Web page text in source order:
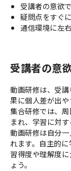
受講者の意欲
疑問点をすぐ
通信環境に左
受講者の意
動画研修は、受
果に個人差が出や
集合研修では、
まれ、学習に対
動画研修は自分
れます。自主的に
習得度や理解度
ょう。